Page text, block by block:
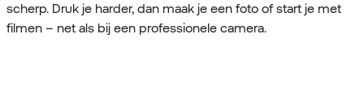
scherp. Druk je harder, dan maak je een foto of start je met
filmen – net als bij een professionele camera.